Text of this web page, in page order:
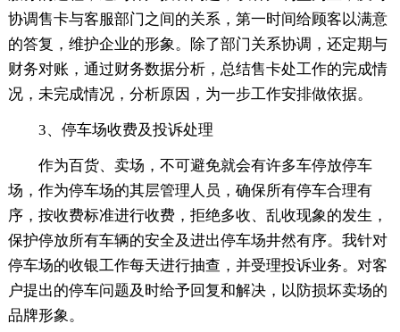
协调售卡与客服部门之间的关系，第一时间给顾客以满意
的答复，维护企业的形象。除了部门关系协调，还定期与
财务对账，通过财务数据分析，总结售卡处工作的完成情
况，未完成情况，分析原因，为一步工作安排做依据。
3、停车场收费及投诉处理
作为百货、卖场，不可避免就会有许多车停放停车
场，作为停车场的其层管理人员，确保所有停车合理有
序，按收费标准进行收费，拒绝多收、乱收现象的发生，
保护停放所有车辆的安全及进出停车场井然有序。我针对
停车场的收银工作每天进行抽查，并受理投诉业务。对客
户提出的停车问题及时给予回复和解决，以防损坏卖场的
品牌形象。